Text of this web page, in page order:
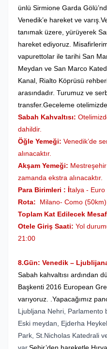
ünlü Sirmione Garda
Venedik’e hareket ve
tanımak üzere, yürüyerek
hareket ediyoruz.
vapurettolar ile tarihi San
Meydan ve San Marco
Kanal, Rialto Köprüsü
arasındadır. Turumuz ve
transfer.Geceleme otelimizde.
Sabah Kahvaltısı:
dahildir.
Öğle Yemeği: Venedik’de
alınacaktır.
Akşam Yemeği: Mestre
zamanda ekstra alınacaktır.
Para Birimleri : İtalya - Euro
Rota: Milano- Como
Toplam Kat Edilecek
Otele Giriş Saati: Yol
21:00
8.Gün: Venedik –
Sabah kahvaltısı ardından
Başkenti 2016 European
varıyoruz. .Yapacağımız
Ljubljana Nehri, Parlamento
Eski meydan, Ejderha
Park, St.Nicholas Katedrali